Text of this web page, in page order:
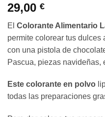
29,00 €
El Colorante Alimentario
permite colorear tus dulces
con una pistola de
Pascua, piezas navideñas,
Este colorante en polvo
todas las preparaciones